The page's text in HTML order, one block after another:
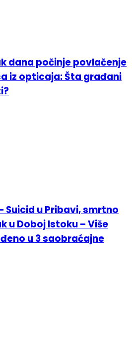
dana počinje povlačenje
iz opticaja: Šta građani
Suicid u Pribavi, smrtno
u Doboj Istoku – Više
u 3 saobraćajne